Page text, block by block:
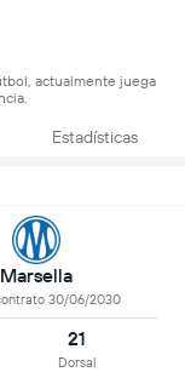
actualmente juega
Estadísticas
Marsella
30/06/2030
21
Dorsal